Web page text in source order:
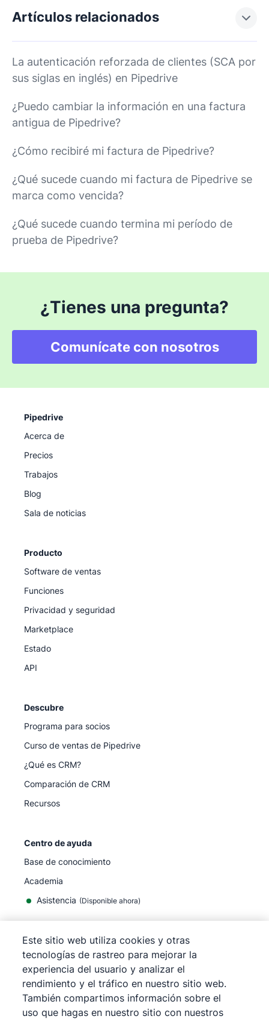
Artículos relacionados
La autenticación reforzada de clientes (SCA por
sus siglas en inglés) en Pipedrive
¿Puedo cambiar la información en una factura
antigua de Pipedrive?
¿Cómo recibiré mi factura de Pipedrive?
¿Qué sucede cuando mi factura de Pipedrive se
marca como vencida?
¿Qué sucede cuando termina mi período de
prueba de Pipedrive?
¿Tienes una pregunta?
Comunícate con nosotros
Pipedrive
Acerca de
Precios
Trabajos
Blog
Sala de noticias
Producto
Software de ventas
Funciones
Privacidad y seguridad
Marketplace
Estado
API
Descubre
Programa para socios
Curso de ventas de Pipedrive
¿Qué es CRM?
Comparación de CRM
Recursos
Centro de ayuda
Base de conocimiento
Academia
Asistencia (Disponible ahora)
©2026Pipedrive
Pipedrive
Términos de servicio
Pipedrive
Aviso de privacidad
Mapa del sitio
Este sitio web utiliza cookies y otras
tecnologías de rastreo para mejorar la
experiencia del usuario y analizar el
rendimiento y el tráfico en nuestro sitio web.
También compartimos información sobre el
uso que hagas en nuestro sitio con nuestros